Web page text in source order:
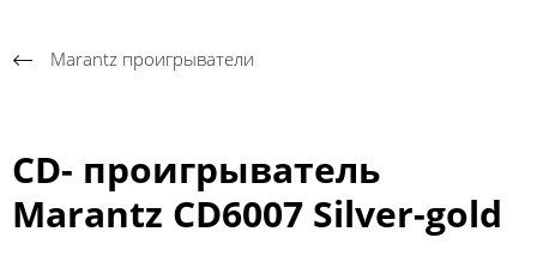
Marantz проигрыватели
CD- проигрыватель
Marantz CD6007 Silver-gold